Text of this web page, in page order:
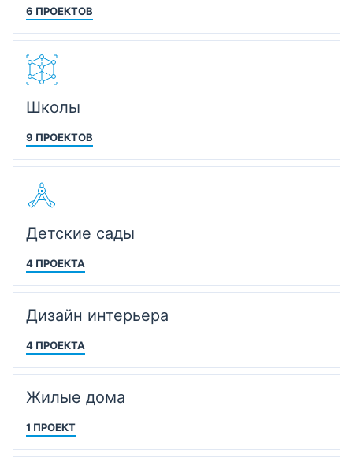
6 ПРОЕКТОВ
Школы
9 ПРОЕКТОВ
Детские сады
4 ПРОЕКТА
Дизайн интерьера
4 ПРОЕКТА
Жилые дома
1 ПРОЕКТ